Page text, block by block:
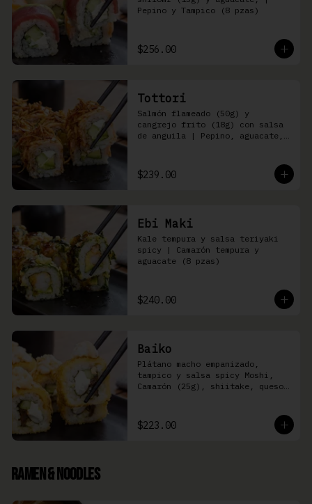
Pepino y Tampico (8 pzas)
$256.00
Tottori
Salmón flameado (50g) y
cangrejo frito (18g) con salsa
de anguila | Pepino, aguacate,
$239.00
Ebi Maki
Kale tempura y salsa teriyaki
spicy | Camarón tempura y
aguacate (8 pzas)
$240.00
Baiko
Plátano macho empanizado,
tampico y salsa spicy Moshi,
Camarón (25g), shiitake, queso
$223.00
Ramen & Noodles